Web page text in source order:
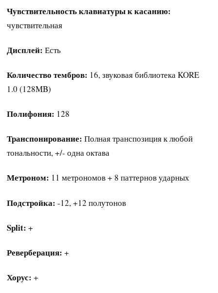
Чувствительность клавиатуры к касанию:
чувствительная
Дисплей: Есть
Количество тембров: 16, звуковая библиотека KORE
1.0 (128MB)
Полифония: 128
Транспонирование: Полная транспозиция к любой
тональности, +/- одна октава
Метроном: 11 метрономов + 8 паттернов ударных
Подстройка: -12, +12 полутонов
Split: +
Реверберация: +
Хорус: +